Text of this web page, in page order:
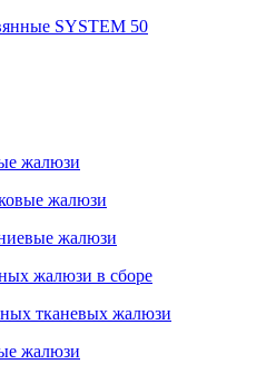
SYSTEM 50
жалюзи
жалюзи
жалюзи
жалюзи в сборе
тканевых жалюзи
жалюзи